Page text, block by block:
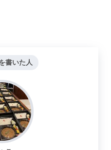
書いた人